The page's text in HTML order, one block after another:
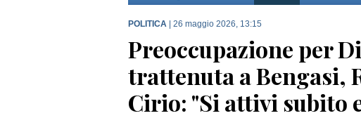
POLITICA 26 maggio 2026, 13:15
Preoccupazione per
trattenuta a Bengasi,
Cirio: "Si attivi subito